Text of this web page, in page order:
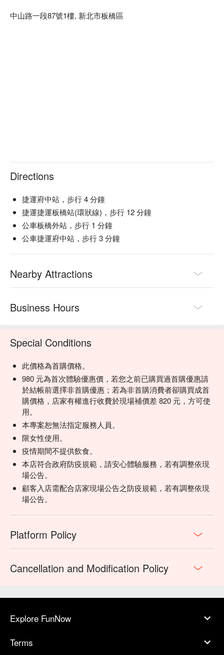
中山路一段87號1樓, 新北市板橋區
Directions
捷運府中站，步行 4 分鐘
捷運捷運板橋站(環狀線)，步行 12 分鐘
公車板橋外站，步行 1 分鐘
公車捷運府中站，步行 3 分鐘
Nearby Attractions
Business Hours
Special Conditions
此價格為首購價格。
980 元為首次體驗優惠價，若您之前已購買過首購優惠請
於結帳前選擇非首購優惠；若為非首購消費者卻購買成首
購價格，店家有權進行收費於現場補價差 820 元，方可使
用。
本專案恕無法指定服務人員。
限女性使用。
疫情期間不提供飲食。
本店符合政府防疫規範，請安心體驗服務，若有調整依現
場公告。
顧客入店需配合店家現場公告之防疫規範，若有調整依現
場公告。
Platform Policy
Cancellation and Modification Policy
Explore FunNow
Terms